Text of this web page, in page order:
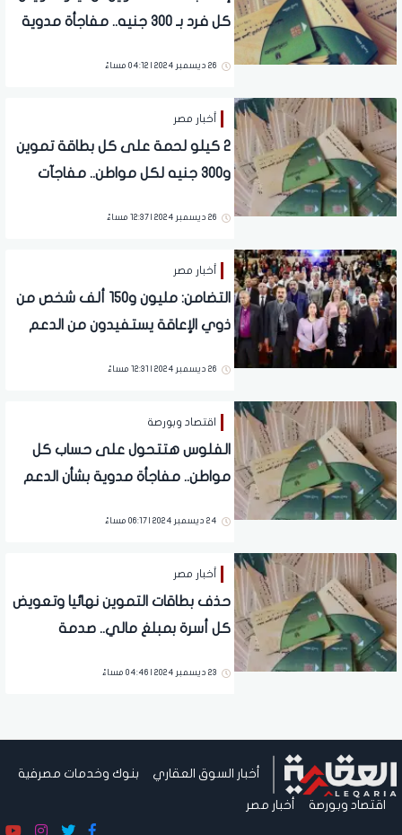
كل فرد بـ 300 جنيه.. مفاجأة مدوية
(تفاصيل)
26 ديسمبر 2024 | 04:12 مساءً
أخبار مصر
2 كيلو لحمة على كل بطاقة تموين
و300 جنيه لكل مواطن.. مفاجآت
26 ديسمبر 2024 | 12:37 مساءً
أخبار مصر
التضامن: مليون و150 ألف شخص من
ذوي الإعاقة يستفيدون من الدعم
26 ديسمبر 2024 | 12:31 مساءً
اقتصاد وبورصة
الفلوس هتتحول على حساب كل
مواطن.. مفاجأة مدوية بشأن الدعم
فيديو
24 ديسمبر 2024 | 06:17 مساءً
أخبار مصر
حذف بطاقات التموين نهائيا وتعويض
كل أسرة بمبلغ مالي.. صدمة
23 ديسمبر 2024 | 04:46 مساءً
أخبار السوق العقاري بنوك وخدمات مصرفية
اقتصاد وبورصة أخبار مصر